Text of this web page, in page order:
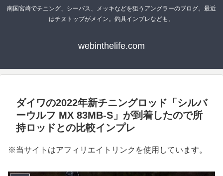
南国宮崎でチニング、シーバス、メッキなどを狙うアングラーのブログ。最近
はチヌトップがメイン。釣具インプレなども。
webinthelife.com
ダイワの2022年新チニングロッド「シルバ
ーウルフ MX 83MB-S」が到着したので所
持ロッドとの比較インプレ
※当サイトはアフィリエイトリンクを使用しています。